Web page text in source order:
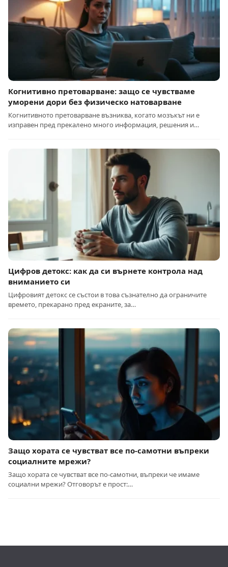
Когнитивно претоварване: защо се чувстваме
уморени дори без физическо натоварване
Когнитивното претоварване възниква, когато мозъкът ни е
изправен пред прекалено много информация, решения и…
Цифров детокс: как да си върнете контрола над
вниманието си
Цифровият детокс се състои в това съзнателно да ограничите
времето, прекарано пред екраните, за…
Защо хората се чувстват все по-самотни въпреки
социалните мрежи?
Защо хората се чувстват все по-самотни, въпреки че имаме
социални мрежи? Отговорът е прост:…